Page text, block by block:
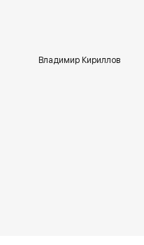
Владимир Кириллов